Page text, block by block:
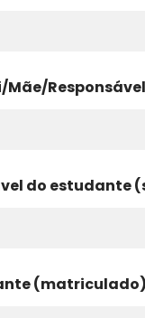
Mãe/
do estudante
(matriculado)